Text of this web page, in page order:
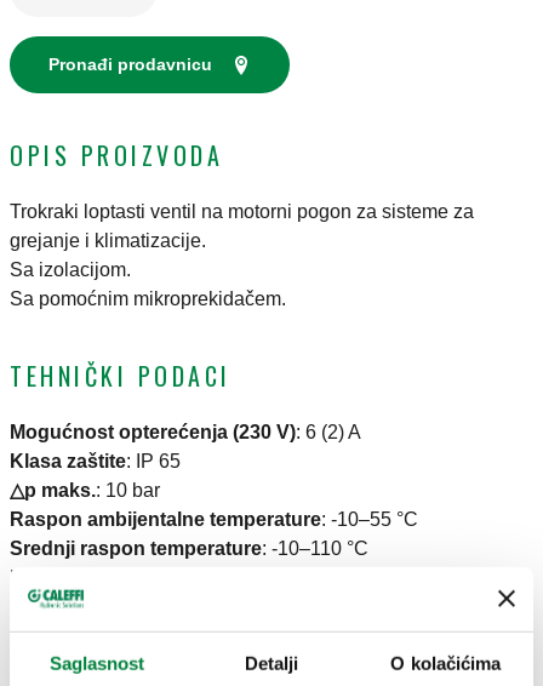
Saglasnost Detalji O kolačićima
Pronađi prodavnicu
OPIS PROIZVODA
Trokraki loptasti ventil na motorni pogon za sisteme za
grejanje i klimatizacije.
Sa izolacijom.
Sa pomoćnim mikroprekidačem.
TEHNIČKI PODACI
Mogućnost opterećenja (230 V): 6 (2) A
Klasa zaštite:
IP 65
△p maks.: 10 bar
Raspon ambijentalne temperature: -10–55 °C
Srednji raspon temperature: -10–110 °C
Maksimalni radni pritisak
CERTIFIKATI